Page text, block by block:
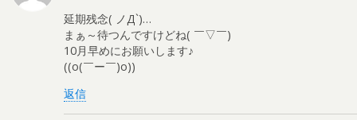
延期残念( ノД`)…
まぁ～待つんですけどね( ￣▽￣)
10月早めにお願いします♪
((o(￣ー￣)o))
返信